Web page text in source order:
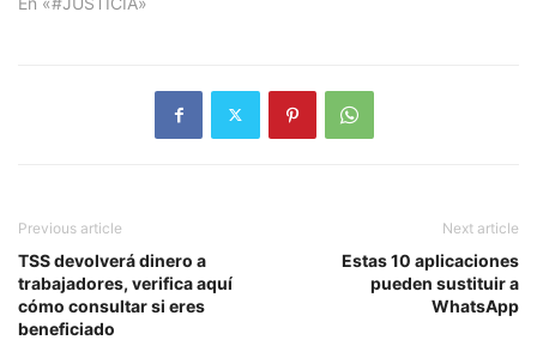
Previous article
TSS devolverá dinero a
trabajadores, verifica aquí
cómo consultar si eres
beneficiado
Next article
Estas 10 aplicaciones
pueden sustituir a
WhatsApp